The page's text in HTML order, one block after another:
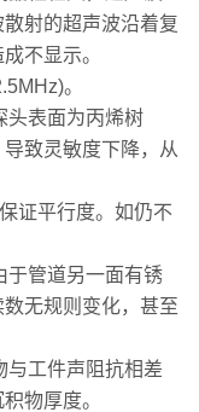
射的超声波沿着复
不显示。
。
表面为丙烯树
致灵敏度下降，从
证平行度。如仍不
管道另一面有锈
无规则变化，甚至
工件声阻抗相差
物厚度。